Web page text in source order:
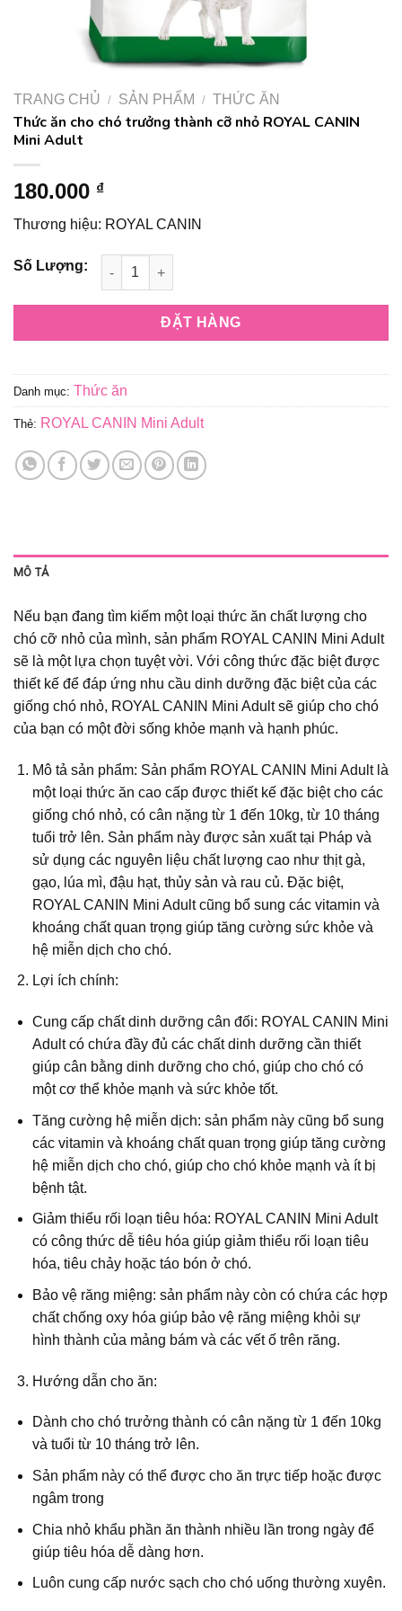
TRANG CHỦ / SẢN PHẨM / THỨC ĂN
Thức ăn cho chó trưởng thành cỡ nhỏ ROYAL CANIN
Mini Adult
180.000 ₫
Thương hiệu: ROYAL CANIN
Thức ăn cho chó trưởng thành cỡ nhỏ ROYAL CANIN Mini
ĐẶT HÀNG
Danh mục: Thức ăn
Thẻ: ROYAL CANIN Mini Adult
MÔ TẢ
Nếu bạn đang tìm kiếm một loại thức ăn chất lượng cho
chó cỡ nhỏ của mình, sản phẩm ROYAL CANIN Mini Adult
sẽ là một lựa chọn tuyệt vời. Với công thức đặc biệt được
thiết kế để đáp ứng nhu cầu dinh dưỡng đặc biệt của các
giống chó nhỏ, ROYAL CANIN Mini Adult sẽ giúp cho chó
của bạn có một đời sống khỏe mạnh và hạnh phúc.
Mô tả sản phẩm: Sản phẩm ROYAL CANIN Mini Adult là
một loại thức ăn cao cấp được thiết kế đặc biệt cho các
giống chó nhỏ, có cân nặng từ 1 đến 10kg, từ 10 tháng
tuổi trở lên. Sản phẩm này được sản xuất tại Pháp và
sử dụng các nguyên liệu chất lượng cao như thịt gà,
gạo, lúa mì, đậu hạt, thủy sản và rau củ. Đặc biệt,
ROYAL CANIN Mini Adult cũng bổ sung các vitamin và
khoáng chất quan trọng giúp tăng cường sức khỏe và
hệ miễn dịch cho chó.
Lợi ích chính:
Cung cấp chất dinh dưỡng cân đối: ROYAL CANIN Mini
Adult có chứa đầy đủ các chất dinh dưỡng cần thiết
giúp cân bằng dinh dưỡng cho chó, giúp cho chó có
một cơ thể khỏe mạnh và sức khỏe tốt.
Tăng cường hệ miễn dịch: sản phẩm này cũng bổ sung
các vitamin và khoáng chất quan trọng giúp tăng cường
hệ miễn dịch cho chó, giúp cho chó khỏe mạnh và ít bị
bệnh tật.
Giảm thiểu rối loạn tiêu hóa: ROYAL CANIN Mini Adult
có công thức dễ tiêu hóa giúp giảm thiểu rối loạn tiêu
hóa, tiêu chảy hoặc táo bón ở chó.
Bảo vệ răng miệng: sản phẩm này còn có chứa các hợp
chất chống oxy hóa giúp bảo vệ răng miệng khỏi sự
hình thành của mảng bám và các vết ố trên răng.
Hướng dẫn cho ăn:
Dành cho chó trưởng thành có cân nặng từ 1 đến 10kg
và tuổi từ 10 tháng trở lên.
Sản phẩm này có thể được cho ăn trực tiếp hoặc được
ngâm trong
Chia nhỏ khẩu phần ăn thành nhiều lần trong ngày để
giúp tiêu hóa dễ dàng hơn.
Luôn cung cấp nước sạch cho chó uống thường xuyên.